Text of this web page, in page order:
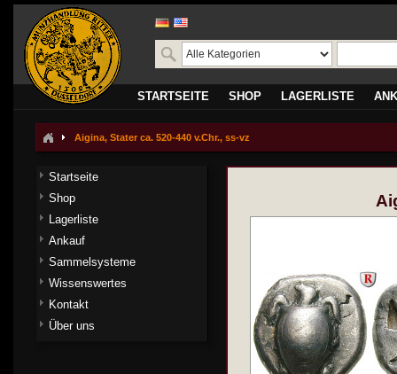
STARTSEITE SHOP LAGERLISTE
Aigina, Stater ca. 520-440 v.Chr., ss-vz
Startseite
Shop
Lagerliste
Ankauf
Sammelsysteme
Wissenswertes
Kontakt
Über uns